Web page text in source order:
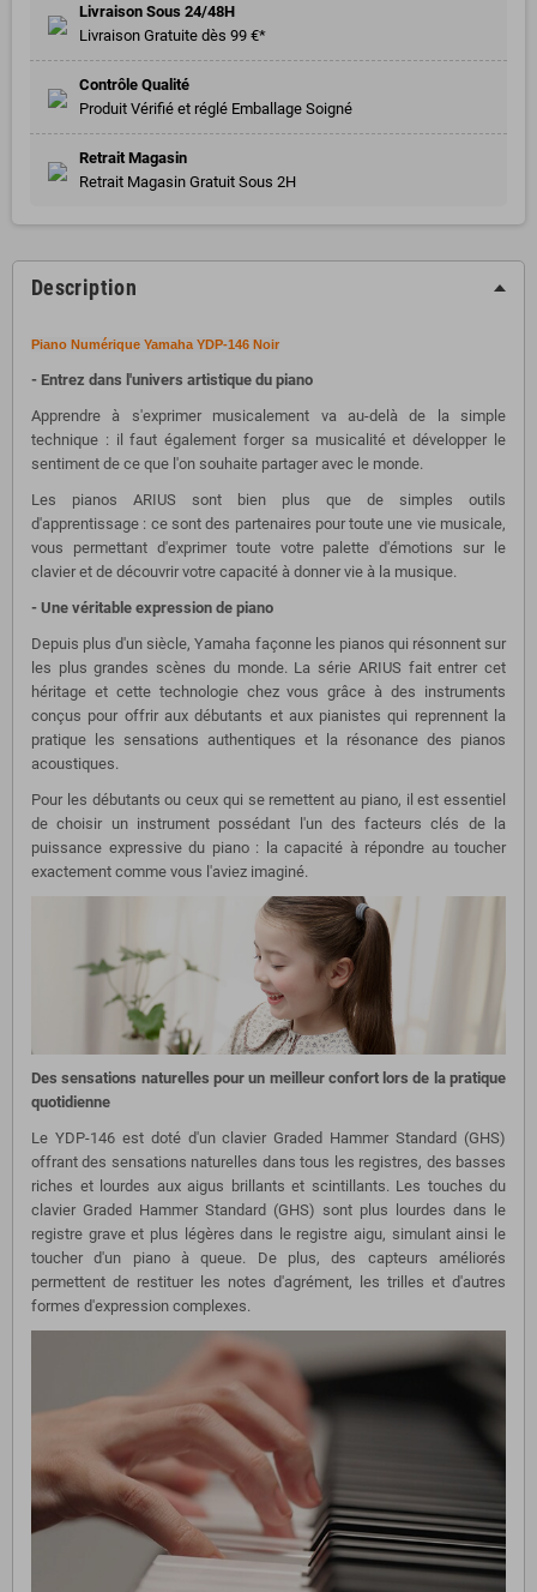
Livraison Sous 24/48H
Livraison Gratuite dès 99 €*
Contrôle Qualité
Produit Vérifié et réglé Emballage Soigné
Retrait Magasin
Retrait Magasin Gratuit Sous 2H
Description
Piano Numérique Yamaha YDP-146 Noir
- Entrez dans l'univers artistique du piano
Apprendre à s'exprimer musicalement va au-delà de la simple
technique : il faut également forger sa musicalité et développer le
sentiment de ce que l'on souhaite partager avec le monde.
Les pianos ARIUS sont bien plus que de simples outils
d'apprentissage : ce sont des partenaires pour toute une vie musicale,
vous permettant d'exprimer toute votre palette d'émotions sur le
clavier et de découvrir votre capacité à donner vie à la musique.
- Une véritable expression de piano
Depuis plus d'un siècle, Yamaha façonne les pianos qui résonnent sur
les plus grandes scènes du monde. La série ARIUS fait entrer cet
héritage et cette technologie chez vous grâce à des instruments
conçus pour offrir aux débutants et aux pianistes qui reprennent la
pratique les sensations authentiques et la résonance des pianos
acoustiques.
Pour les débutants ou ceux qui se remettent au piano, il est essentiel
de choisir un instrument possédant l'un des facteurs clés de la
puissance expressive du piano : la capacité à répondre au toucher
exactement comme vous l'aviez imaginé.
Des sensations naturelles pour un meilleur confort lors de la pratique
quotidienne
Le YDP-146 est doté d'un clavier Graded Hammer Standard (GHS)
offrant des sensations naturelles dans tous les registres, des basses
riches et lourdes aux aigus brillants et scintillants. Les touches du
clavier Graded Hammer Standard (GHS) sont plus lourdes dans le
registre grave et plus légères dans le registre aigu, simulant ainsi le
toucher d'un piano à queue. De plus, des capteurs améliorés
permettent de restituer les notes d'agrément, les trilles et d'autres
formes d'expression complexes.